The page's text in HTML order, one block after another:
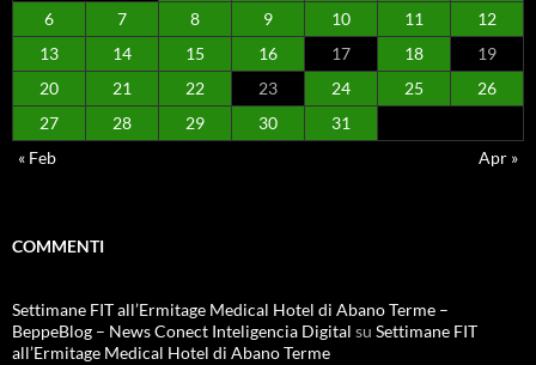
6
7 8 9 10 11
12
13
14 15 16 17 18
19
20
21 22 23 24 25
26
27
28 29 30
31
« Feb
Apr »
COMMENTI
Settimane FIT all’Ermitage Medical Hotel di Abano Terme –
BeppeBlog – News Conect Inteligencia Digital su Settimane FIT
all’Ermitage Medical Hotel di Abano Terme